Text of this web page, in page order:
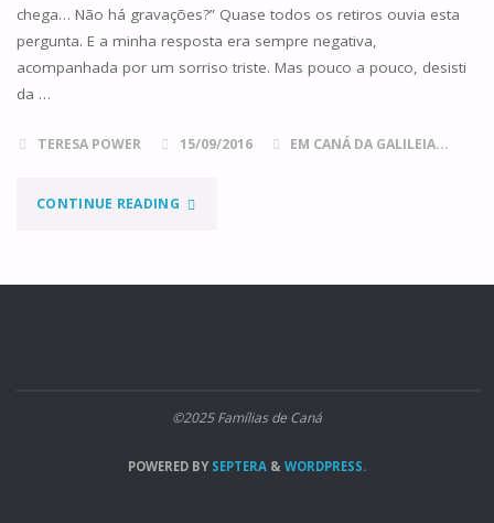
chega… Não há gravações?” Quase todos os retiros ouvia esta
pergunta. E a minha resposta era sempre negativa,
acompanhada por um sorriso triste. Mas pouco a pouco, desisti
da …
TERESA POWER 15/09/2016 EM CANÁ DA GALILEIA...
CONTINUE READING"OS
DAS
CANÁ"
©2025 Famílias de Caná
POWERED BYSEPTERA & WORDPRESS.